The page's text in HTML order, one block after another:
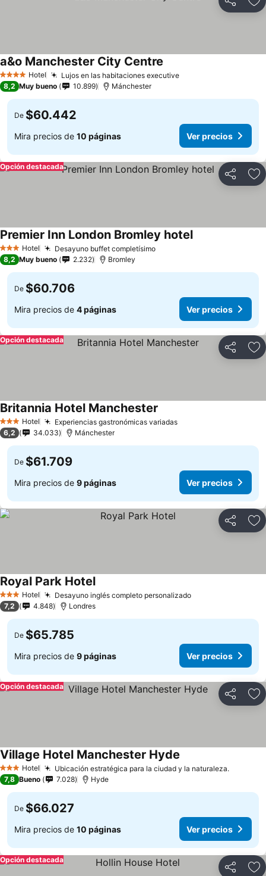
Compartir
4 EstrellasHotel Lujos en las habitaciones executive
a&o Manchester City Centre
8,2 Muy bueno 10.899 Mánchester
De $60.442
Mira precios de 10 páginas Ver precios
Compartir
Opción destacada
3 Estrellas
Hotel Desayuno buffet completísimo
Premier Inn London Bromley hotel
8,2 Muy bueno 2.232 Bromley
De $60.706
Mira precios de 4 páginas Ver precios
Compartir
Opción destacada
3 Estrellas
Hotel Experiencias gastronómicas variadas
Britannia Hotel Manchester
6,2 34.033 Mánchester
De $61.709
Mira precios de 9 páginas Ver precios
Compartir
3 Estrellas
Hotel Desayuno inglés completo personalizado
Royal Park Hotel
7,2 4.848 Londres
De $65.785
Mira precios de 9 páginas Ver precios
Compartir
Opción destacada
3 Estrellas
Hotel Ubicación estratégica para la ciudad y la naturaleza.
Village Hotel Manchester Hyde
7,8 Bueno 7.028 Hyde
De $66.027
Mira precios de 10 páginas Ver precios
Compartir
Opción destacada